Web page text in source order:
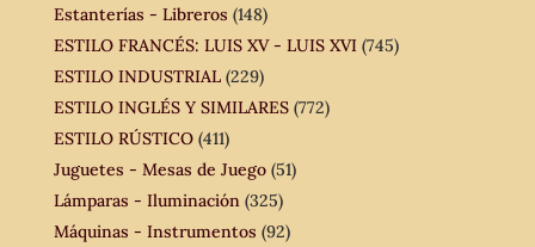
Estanterías - Libreros (148)
ESTILO FRANCÉS: LUIS XV - LUIS XVI (745)
ESTILO INDUSTRIAL (229)
ESTILO INGLÉS Y SIMILARES (772)
ESTILO RÚSTICO (411)
Juguetes - Mesas de Juego (51)
Lámparas - Iluminación (325)
Máquinas - Instrumentos (92)